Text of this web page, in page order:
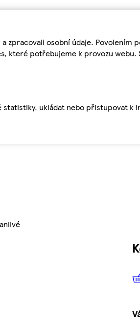
zpracovali osobní údaje. Povolením
které potřebujeme k provozu webu.
ukládat nebo přistupovat k